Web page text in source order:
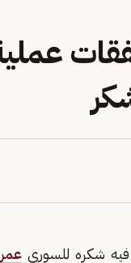
فيه شكره للسوري